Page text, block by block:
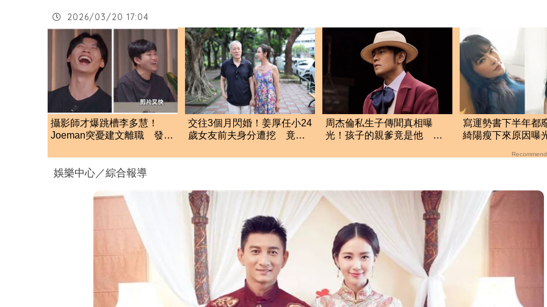
2026/03/20 17:04
攝影師才爆跳槽李多慧！
Joeman突憂建文離職 發聲
交往3個月閃婚！姜厚任小24
歲女友前夫身分遭挖 竟是
周杰倫私生子傳聞真相曝
光！孩子的親爹竟是他 劉
寫運勢書下半年都
綺陽瘦下來原因曝
娛樂中心／綜合報導